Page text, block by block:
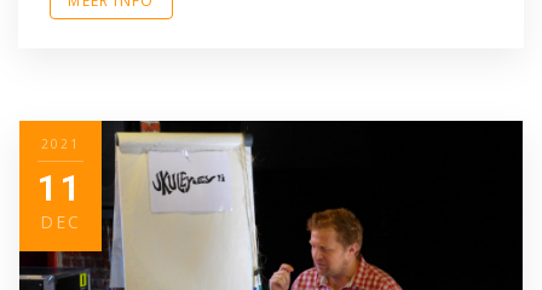
2021
11
DEC